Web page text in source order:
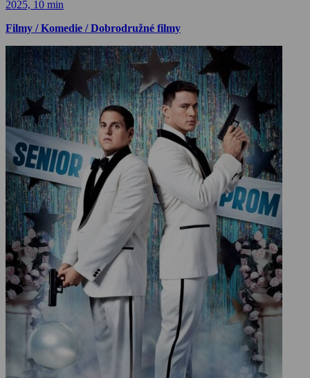
2025, 10 min
Filmy / Komedie / Dobrodružné filmy